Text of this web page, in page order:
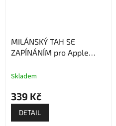
MILÁNSKÝ TAH SE
ZAPÍNÁNÍM pro Apple
Skladem
339 Kč
DETAIL